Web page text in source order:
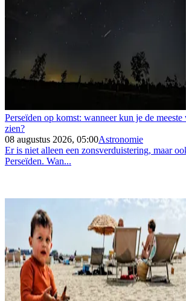
Perseïden op komst: wanneer kun je de meeste
zien?
08 augustus 2026, 05:00Astronomie
Er is niet alleen een zonsverduistering, maar
Perseïden. Wan...